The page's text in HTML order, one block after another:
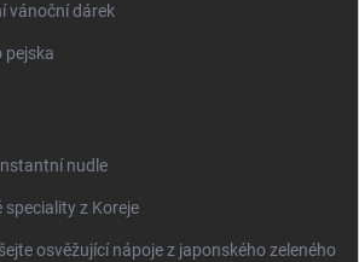
vánoční dárek
pejska
nudle
speciality z Koreje
osvěžující nápoje z japonského zeleného